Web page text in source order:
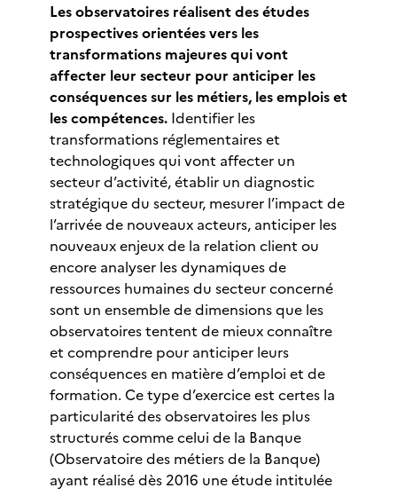
Les observatoires réalisent des études
prospectives orientées vers les
transformations majeures qui vont
affecter leur secteur pour anticiper les
conséquences sur les métiers, les emplois et
les compétences. Identifier les
transformations réglementaires et
technologiques qui vont affecter un
secteur d’activité, établir un diagnostic
stratégique du secteur, mesurer l’impact de
l’arrivée de nouveaux acteurs, anticiper les
nouveaux enjeux de la relation client ou
encore analyser les dynamiques de
ressources humaines du secteur concerné
sont un ensemble de dimensions que les
observatoires tentent de mieux connaître
et comprendre pour anticiper leurs
conséquences en matière d’emploi et de
formation. Ce type d’exercice est certes la
particularité des observatoires les plus
structurés comme celui de la Banque
(Observatoire des métiers de la Banque)
ayant réalisé dès 2016 une étude intitulée